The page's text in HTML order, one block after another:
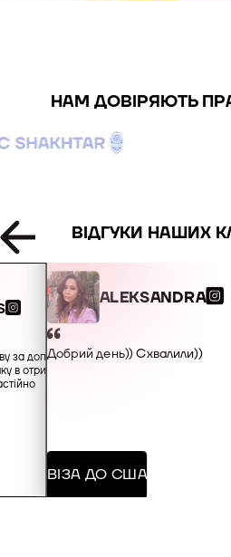
+93
+355
+213
+1-684
+244
НАМ ДОВІРЯЮТЬ
ВІДГУКИ НАШИХ
за допомогу,
в отриманні
ALEKSANDRA
Добрий день)) Схвалили))
ВІЗА ДО США